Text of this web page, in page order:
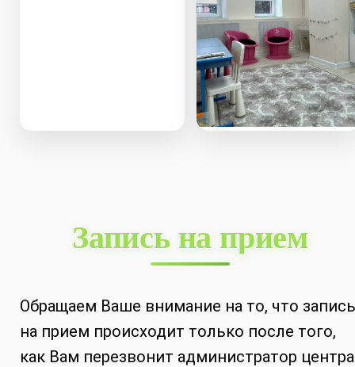
Запись на прием
Обращаем Ваше внимание на то, что запись
на прием происходит только после того,
как Вам перезвонит администратор центра